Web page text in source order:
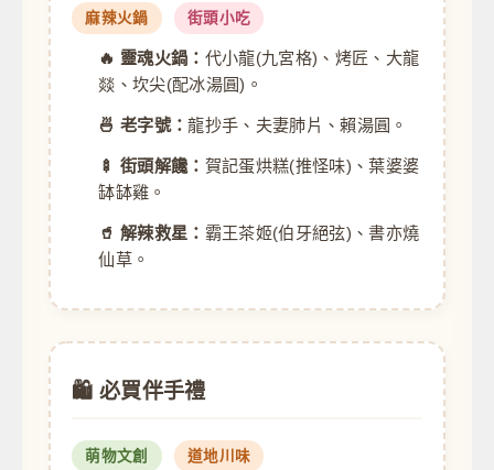
麻辣火鍋 街頭小吃
🔥 靈魂火鍋： 代小龍(九宮格)、烤匠、大龍
燚、坎尖(配冰湯圓)。
🍜 老字號：龍抄手、夫妻肺片、賴湯圓。
🍢 街頭解饞： 賀記蛋烘糕(推怪味)、葉婆婆
缽缽雞。
🥤 解辣救星： 霸王茶姬(伯牙絕弦)、書亦燒
仙草。
🛍️ 必買伴手禮
萌物文創 道地川味